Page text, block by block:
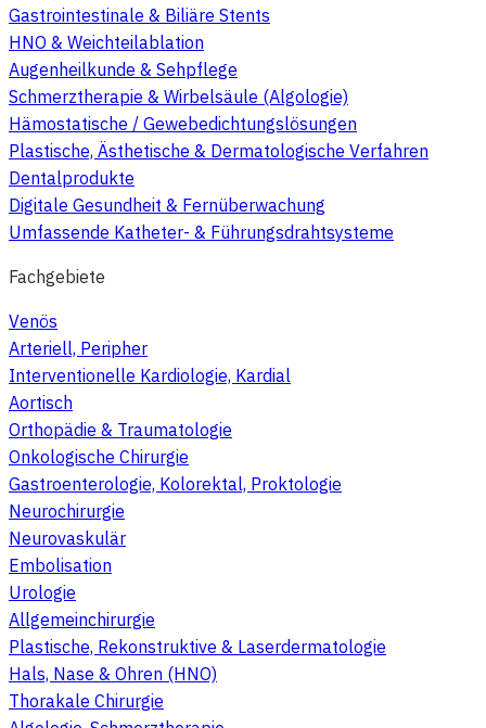
Gastrointestinale & Biliäre Stents
HNO & Weichteilablation
Augenheilkunde & Sehpflege
Schmerztherapie & Wirbelsäule (Algologie)
Hämostatische / Gewebedichtungslösungen
Plastische, Ästhetische & Dermatologische Verfahren
Dentalprodukte
Digitale Gesundheit & Fernüberwachung
Umfassende Katheter- & Führungsdrahtsysteme
Fachgebiete
Venös
Arteriell, Peripher
Interventionelle Kardiologie, Kardial
Aortisch
Orthopädie & Traumatologie
Onkologische Chirurgie
Gastroenterologie, Kolorektal, Proktologie
Neurochirurgie
Neurovaskulär
Embolisation
Urologie
Allgemeinchirurgie
Plastische, Rekonstruktive & Laserdermatologie
Hals, Nase & Ohren (HNO)
Thorakale Chirurgie